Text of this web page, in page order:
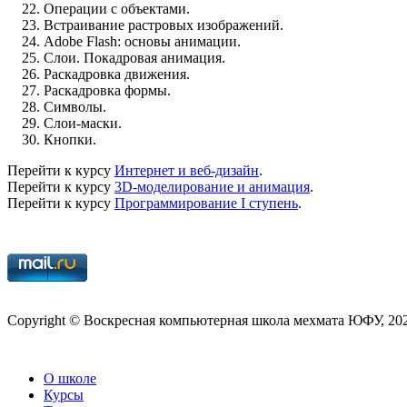
Операции с объектами.
Встраивание растровых изображений.
Adobe Flash: основы анимации.
Слои. Покадровая анимация.
Раскадровка движения.
Раскадровка формы.
Символы.
Слои-маски.
Кнопки.
Перейти к курсу Интернет и веб-дизайн.
Перейти к курсу 3D-моделирование и анимация.
Перейти к курсу Программирование I ступень.
Copy­right © Воскресная компьютерная школа мехмата ЮФУ,
О школе
Курсы